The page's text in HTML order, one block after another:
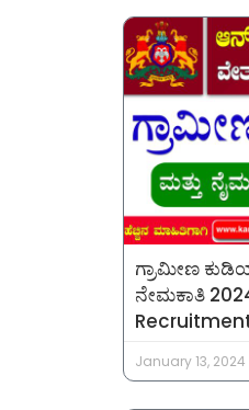
ಗ್ರಾಮೀಣ
ನೇಮಕಾತಿ
January 13, 2024